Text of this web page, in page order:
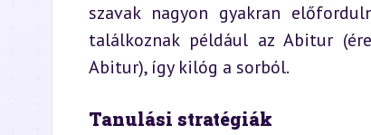
szavak nagyon gyakran
találkoznak például az Abitur
Abitur), így kilóg a sorból.
Tanulási stratégiák